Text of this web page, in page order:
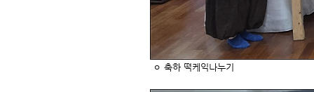
ㅇ 축하 떡케익나누기